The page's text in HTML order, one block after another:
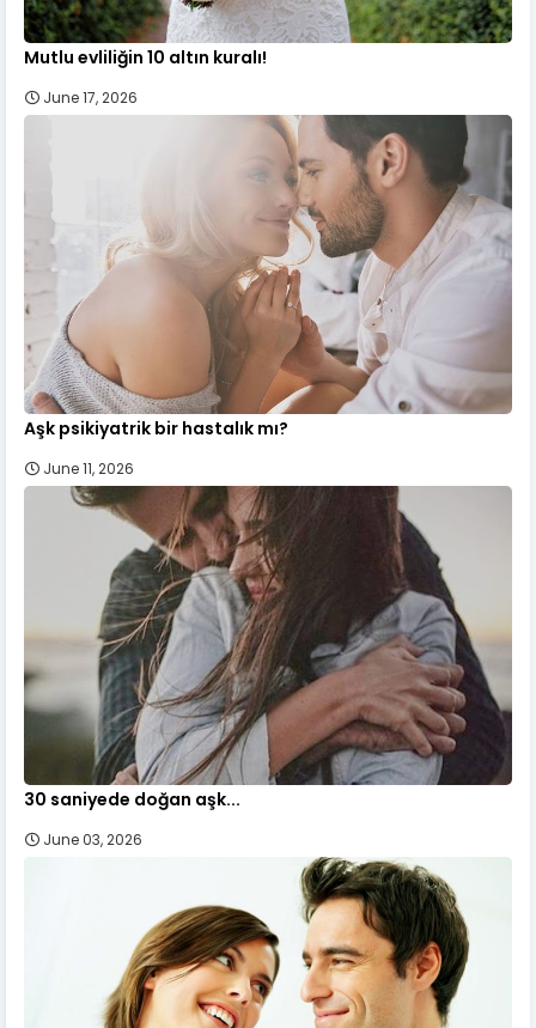
Mutlu evliliğin 10 altın kuralı!
June 17, 2026
Aşk psikiyatrik bir hastalık mı?
June 11, 2026
30 saniyede doğan aşk...
June 03, 2026